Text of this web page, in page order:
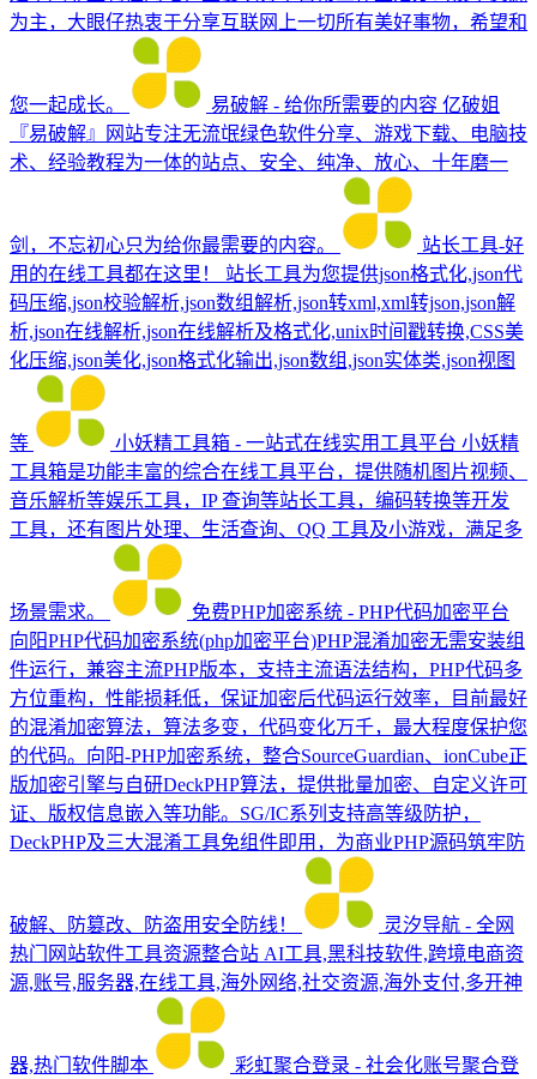
为主，大眼仔热衷于分享互联网上一切所有美好事物，希望和
您一起成长。 易破解 - 给你所需要的内容 亿破姐
『易破解』网站专注无流氓绿色软件分享、游戏下载、电脑技
术、经验教程为一体的站点、安全、纯净、放心、十年磨一
剑，不忘初心只为给你最需要的内容。
站长工具-好
用的在线工具都在这里！
站长工具为您提供json格式化,json代
码压缩,json校验解析,json数组解析,json转xml,xml转json,json解
析,json在线解析,json在线解析及格式化,unix时间戳转换,CSS美
化压缩,json美化,json格式化输出,json数组,json实体类,json视图
等 小妖精工具箱 - 一站式在线实用工具平台 小妖精
工具箱是功能丰富的综合在线工具平台，提供随机图片视频、
音乐解析等娱乐工具，IP 查询等站长工具，编码转换等开发
工具，还有图片处理、生活查询、QQ 工具及小游戏，满足多
场景需求。
免费PHP加密系统 - PHP代码加密平台
向阳PHP代码加密系统(php加密平台)PHP混淆加密无需安装组
件运行，兼容主流PHP版本，支持主流语法结构，PHP代码多
方位重构，性能损耗低，保证加密后代码运行效率，目前最好
的混淆加密算法，算法多变，代码变化万千，最大程度保护您
的代码。向阳-PHP加密系统，整合SourceGuardian、ionCube正
版加密引擎与自研DeckPHP算法，提供批量加密、自定义许可
证、版权信息嵌入等功能。SG/IC系列支持高等级防护，
DeckPHP及三大混淆工具免组件即用，为商业PHP源码筑牢防
破解、防篡改、防盗用安全防线！
灵汐导航 - 全网
热门网站软件工具资源整合站 AI工具,黑科技软件,跨境电商资
源,账号,服务器,在线工具,海外网络,社交资源,海外支付,多开神
器,热门软件脚本 彩虹聚合登录 - 社会化账号聚合登